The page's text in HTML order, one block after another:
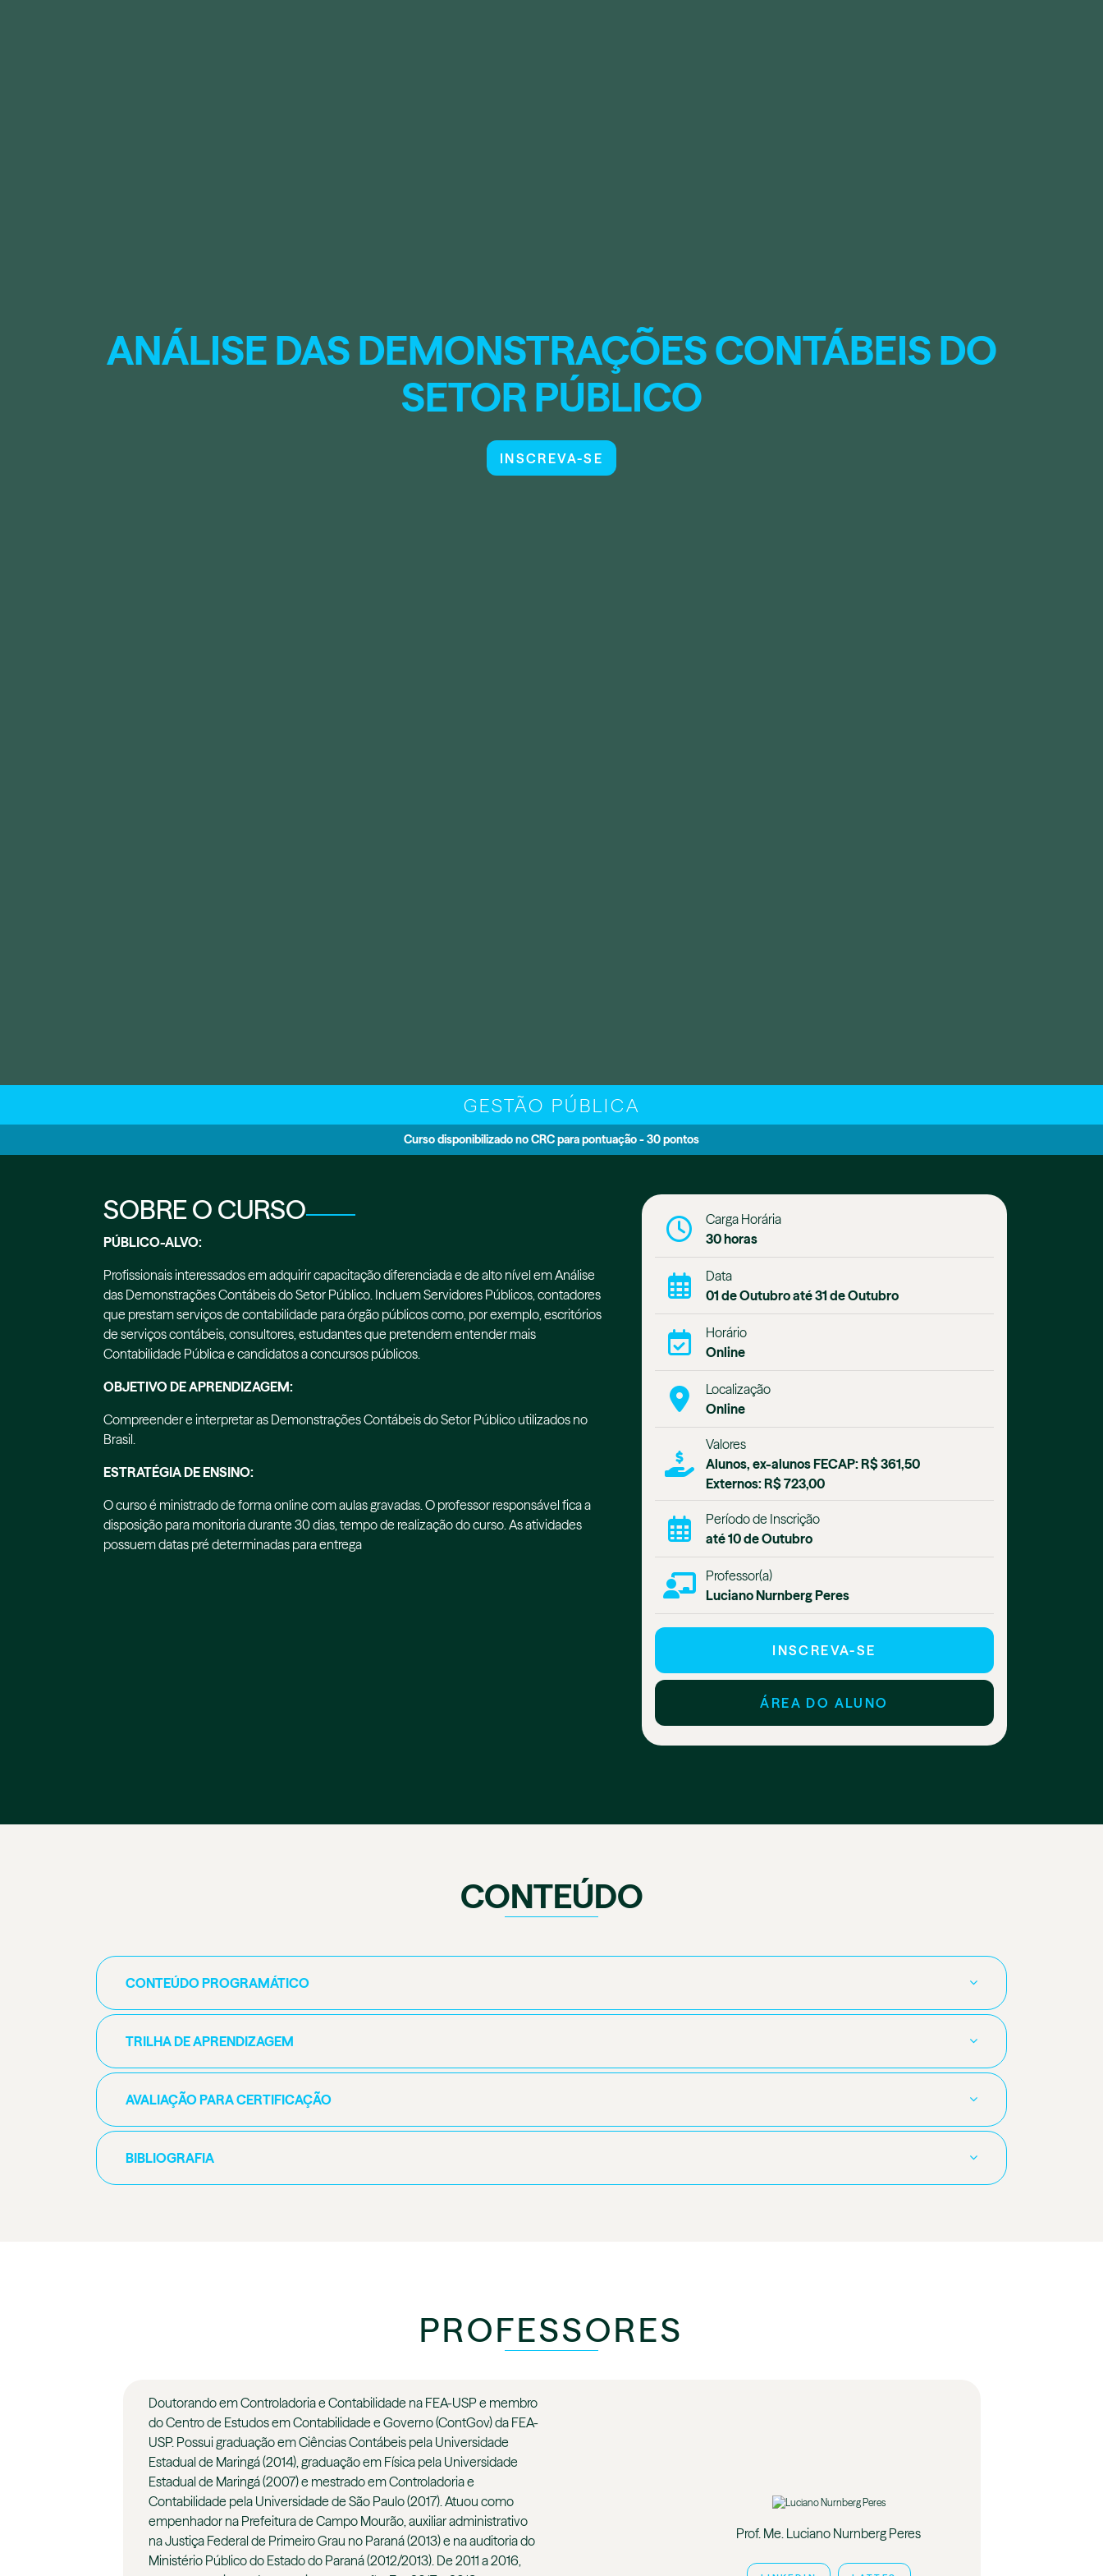
ANÁLISE DAS DEMONSTRAÇÕES CONTÁBEIS DO
SETOR PÚBLICO
INSCREVA-SE
GESTÃO PÚBLICA
Curso disponibilizado no CRC para pontuação - 30 pontos
Carga Horária
30 horas
Data
01 de Outubro até 31 de Outubro
Horário
Online
Localização
Online
Valores
Alunos, ex-alunos FECAP: R$ 361,50
Externos: R$ 723,00
Período de Inscrição
até 10 de Outubro
Professor(a)
Luciano Nurnberg Peres
INSCREVA-SE
ÁREA DO ALUNO
SOBRE O CURSO
PÚBLICO-ALVO:
Profissionais interessados em adquirir capacitação diferenciada e de alto nível em Análise
das Demonstrações Contábeis do Setor Público. Incluem Servidores Públicos, contadores
que prestam serviços de contabilidade para órgão públicos como, por exemplo, escritórios
de serviços contábeis, consultores, estudantes que pretendem entender mais
Contabilidade Pública e candidatos a concursos públicos.
OBJETIVO DE APRENDIZAGEM:
Compreender e interpretar as Demonstrações Contábeis do Setor Público utilizados no
Brasil.
ESTRATÉGIA DE ENSINO:
O curso é ministrado de forma online com aulas gravadas. O professor responsável fica a
disposição para monitoria durante 30 dias, tempo de realização do curso. As atividades
possuem datas pré determinadas para entrega
CONTEÚDO
CONTEÚDO PROGRAMÁTICO
TRILHA DE APRENDIZAGEM
AVALIAÇÃO PARA CERTIFICAÇÃO
BIBLIOGRAFIA
PROFESSORES
Doutorando em Controladoria e Contabilidade na FEA-USP e membro
do Centro de Estudos em Contabilidade e Governo (ContGov) da FEA-
USP. Possui graduação em Ciências Contábeis pela Universidade
Estadual de Maringá (2014), graduação em Física pela Universidade
Estadual de Maringá (2007) e mestrado em Controladoria e
Contabilidade pela Universidade de São Paulo (2017). Atuou como
empenhador na Prefeitura de Campo Mourão, auxiliar administrativo
na Justiça Federal de Primeiro Grau no Paraná (2013) e na auditoria do
Ministério Público do Estado do Paraná (2012/2013). De 2011 a 2016,
Prof. Me. Luciano Nurnberg Peres